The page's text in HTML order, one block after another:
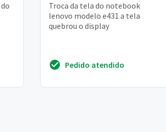
Troca da tela do notebook
lenovo modelo e431 a tela
quebrou o display
Pedido atendido